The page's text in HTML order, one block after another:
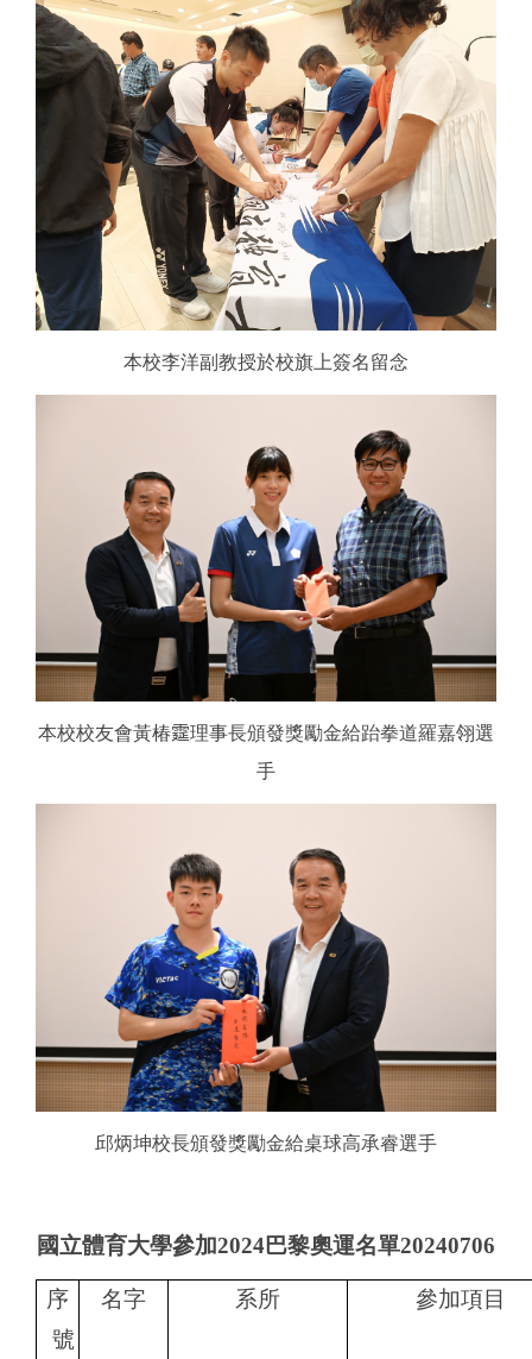
本校李洋副教授於校旗上簽名留念
本校校友會黃椿𩃀理事長頒發獎勵金給跆拳道羅嘉翎選
手
邱炳坤校長頒發獎勵金給桌球高承睿選手
國立體育大學參加2024巴黎奧運名單20240706
序
號
名字 系所 參加項目